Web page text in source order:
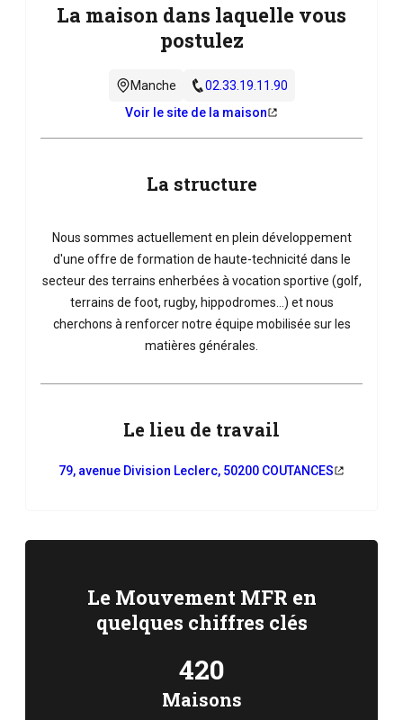
La maison dans laquelle vous
postulez
Manche
02.33.19.11.90
Voir le site de la maison
La structure
Nous sommes actuellement en plein développement
d'une offre de formation de haute-technicité dans le
secteur des terrains enherbées à vocation sportive (golf,
terrains de foot, rugby, hippodromes...) et nous
cherchons à renforcer notre équipe mobilisée sur les
matières générales.
Le lieu de travail
79, avenue Division Leclerc, 50200 COUTANCES
Le Mouvement MFR en
quelques chiffres clés
420
Maisons